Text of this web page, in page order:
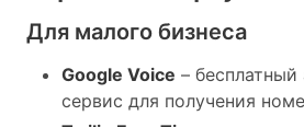
Для малого бизнеса
Google Voice –
сервис для получения